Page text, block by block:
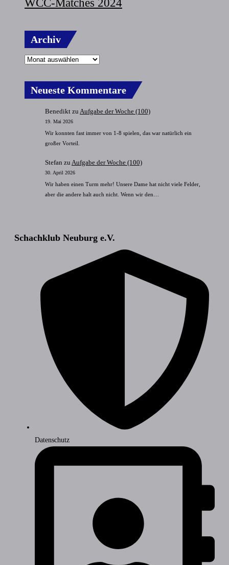
WCC-Matches 2024
Archiv
Neueste Kommentare
Benedikt zu Aufgabe der Woche (100)
19. Mai 2026
Wir konnten fast immer von 1-8 spielen, das war natürlich ein
großer Vorteil.
Stefan zu Aufgabe der Woche (100)
30. April 2026
Wir haben einen Turm mehr! Unsere Dame hat nicht viele Felder,
aber die andere halt auch nicht. Wenn wir den…
Schachklub Neuburg e.V.
Datenschutz